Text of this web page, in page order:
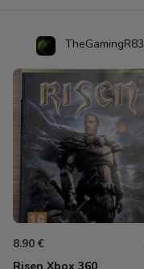
TheGamingR83
8.90 €
Risen Xbox 360